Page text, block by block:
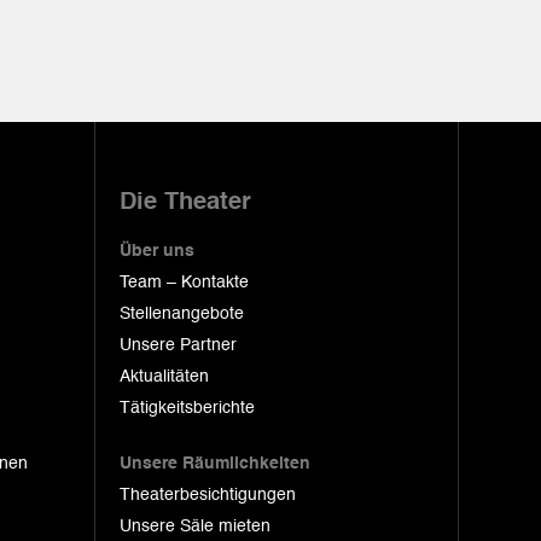
Die Theater
Über uns
Team – Kontakte
Stellenangebote
Unsere Partner
Aktualitäten
Tätigkeitsberichte
Unsere Räumlichkeiten
Theaterbesichtigungen
Unsere Säle mieten